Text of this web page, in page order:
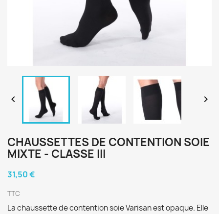
 
CHAUSSETTES DE CONTENTION SOIE
MIXTE - CLASSE III
31,50 €
TTC
La chaussette de contention soie Varisan est opaque. Elle